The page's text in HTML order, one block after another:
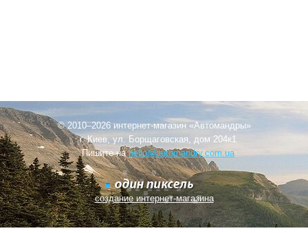
© 2010–2026 интернет-магазин «Автомандры»
г. Киев, ул. Борщаговская, дом 204к1
Пишите наhello@automandry.com.ua
создание интернет-магазина